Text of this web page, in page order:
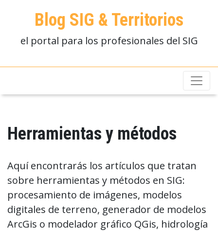
Blog SIG & Territorios
el portal para los profesionales del SIG
Herramientas y métodos
Aquí encontrarás los artículos que tratan
sobre herramientas y métodos en SIG:
procesamiento de imágenes, modelos
digitales de terreno, generador de modelos
ArcGis o modelador gráfico QGis, hidrología